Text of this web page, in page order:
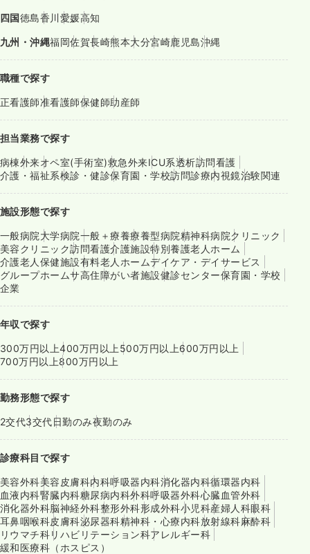
四国徳島香川愛媛高知
九州・沖縄福岡佐賀長崎熊本大分宮崎鹿児島沖縄
職種で探す
正看護師准看護師保健師助産師
担当業務で探す
病棟外来オペ室(手術室)救急外来ICU系透析訪問看護
介護・福祉系検診・健診保育園・学校訪問診療内視鏡治験関連
施設形態で探す
一般病院大学病院一般＋療養療養型病院精神科病院クリニック
美容クリニック訪問看護介護施設特別養護老人ホーム
介護老人保健施設有料老人ホームデイケア・デイサービス
グループホームサ高住障がい者施設健診センター保育園・学校
企業
年収で探す
300万円以上400万円以上 500万円以上600万円以上
700万円以上800万円以上
勤務形態で探す
2交代3交代日勤のみ夜勤のみ
診療科目で探す
美容外科美容皮膚科内科呼吸器内科消化器内科循環器内科
血液内科腎臓内科糖尿病内科外科呼吸器外科心臓血管外科
消化器外科脳神経外科整形外科形成外科小児科産婦人科眼科
耳鼻咽喉科皮膚科泌尿器科精神科・心療内科放射線科麻酔科
リウマチ科リハビリテーション科アレルギー科
緩和医療科（ホスピス）